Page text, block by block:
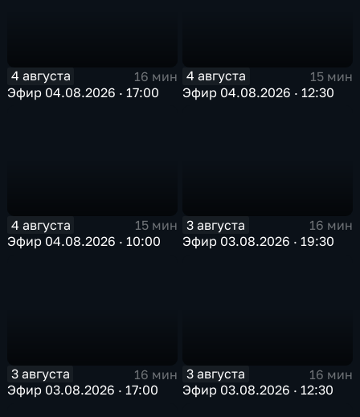
4 августа
16 мин
Эфир 04.08.2026 · 17:00
4 августа
15 мин
Эфир 04.08.2026 · 12:30
4 августа
15 мин
Эфир 04.08.2026 · 10:00
3 августа
16 мин
Эфир 03.08.2026 · 19:30
3 августа
16 мин
Эфир 03.08.2026 · 17:00
3 августа
16 мин
Эфир 03.08.2026 · 12:30